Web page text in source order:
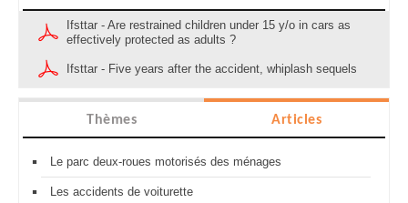
Ifsttar - Are restrained children under 15 y/o in cars as
effectively protected as adults ?
Ifsttar - Five years after the accident, whiplash sequels
Thèmes Articles
Le parc deux-roues motorisés des ménages
Les accidents de voiturette